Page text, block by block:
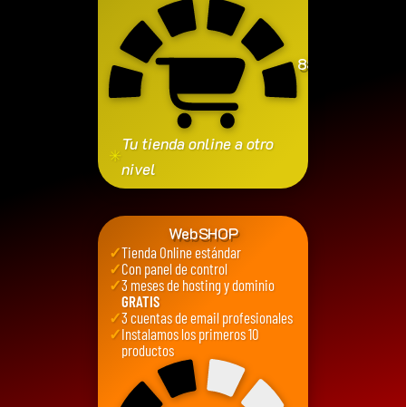
850
✳
Tu tienda online a otro
nivel
WebSHOP
✓Tienda Online estándar
✓Con panel de control
✓3 meses de hosting y dominio
GRATIS
✓3 cuentas de email profesionales
✓Instalamos los primeros 10
productos